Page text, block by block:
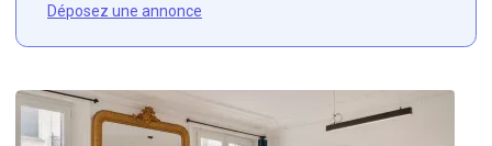
Déposez une annonce